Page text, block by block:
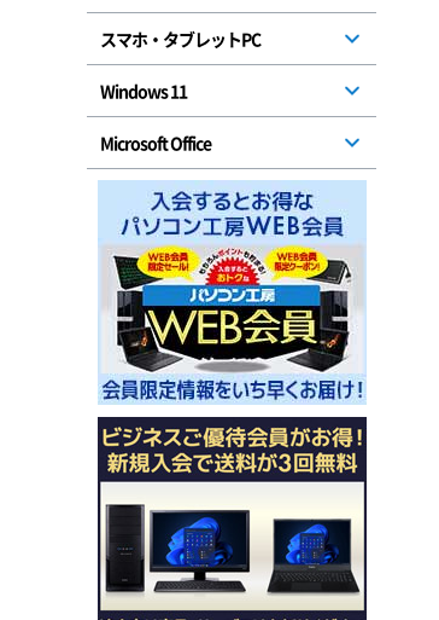
スマホ・タブレットPC
Windows 11
Microsoft Office